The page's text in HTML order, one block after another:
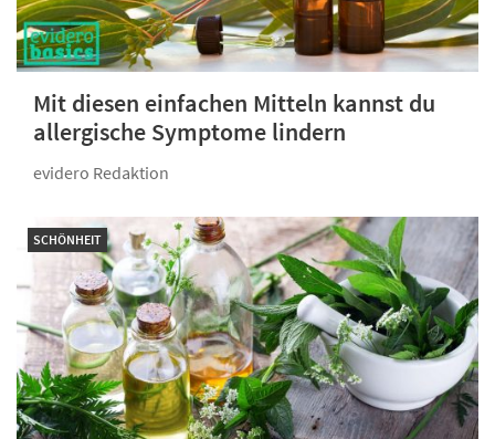
Mit diesen einfachen Mitteln kannst du
allergische Symptome lindern
evidero Redaktion
SCHÖNHEIT